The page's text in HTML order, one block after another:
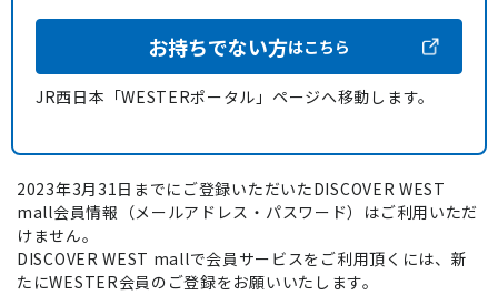
お持ちでない方はこちら
JR西日本「WESTERポータル」ページへ移動します。
2023年3月31日までにご登録いただいたDISCOVER WEST
mall会員情報（メールアドレス・パスワード）はご利用いただ
けません。
DISCOVER WEST mallで会員サービスをご利用頂くには、新
たにWESTER会員のご登録をお願いいたします。